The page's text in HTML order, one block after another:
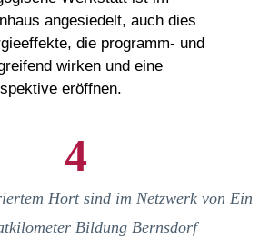
angesiedelt, auch dies
die programm- und
wirken und eine
eröffnen.
4
Hort sind im Netzwerk von Ein
Bildung Bernsdorf